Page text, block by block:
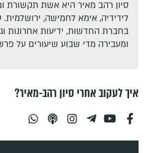
סיון רהב מאיר היא אשת תקשורת
לידידיה, אימא לחמישה, ירושלמית.
בחברת החדשות, ידיעות אחרונות
ומעבירה מדי שבוע שיעורים על
איך לעקוב אחרי סיון רהב-מאיר?